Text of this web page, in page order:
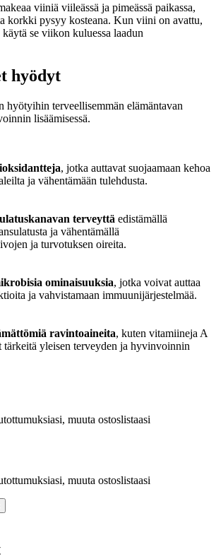
viiniä viileässä ja pimeässä paikassa,
korkki pysyy kosteana. Kun viini on avattu,
se viikon kuluessa laadun
hyödyt
hyötyihin terveellisemmän elämäntavan
lisäämisessä.
, jotka auttavat suojaamaan kehoa
ja vähentämään tulehdusta.
terveyttä edistämällä
ja vähentämällä
ja turvotuksen oireita.
ominaisuuksia, jotka voivat auttaa
ja vahvistamaan immuunijärjestelmää.
ravintoaineita, kuten vitamiineja A
tärkeitä yleisen terveyden ja hyvinvoinnin
muuta ostoslistaasi
muuta ostoslistaasi